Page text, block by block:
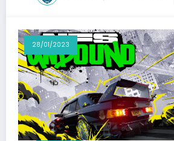
28/01/2023